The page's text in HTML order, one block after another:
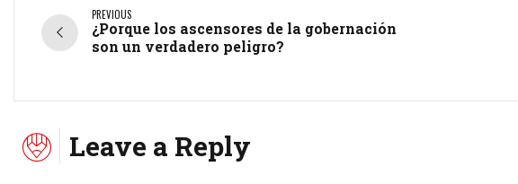
PREVIOUS
¿Porque los ascensores de la gobernación
son un verdadero peligro?
Leave a Reply